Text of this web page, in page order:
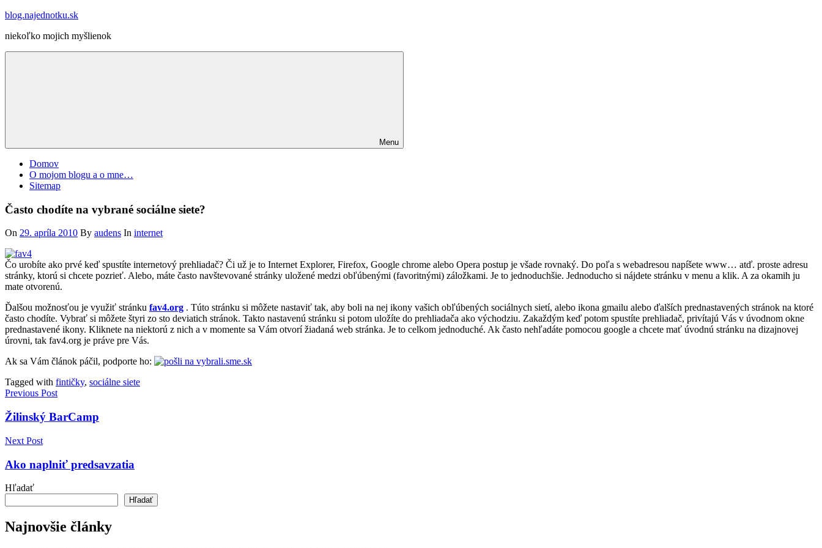
Skip
content
blog.najednotku.sk
niekoľko mojich myšlienok
Menu
Domov
O mojom blogu a o mne…
Sitemap
Často chodíte na vybrané sociálne siete?
On 29. apríla 2010 By audens In internet
Čo urobíte ako prvé keď spustíte internetový prehliadač? Či už je to Internet Explorer, Firefox, Google chrome alebo Opera postup je všade rovnaký. Do poľa s webadresou napíšete www… atď. proste adresu
stránky, ktorú si chcete pozrieť. Alebo, máte často navštevované stránky uložené medzi obľúbenými (favoritnými) záložkami. Je to jednoduchšie. Jednoducho si nájdete stránku v menu a klik. A za okamih ju
mate otvorenú.
Ďalšou možnosťou je využiť stránku fav4.org . Túto stránku si môžete nastaviť tak, aby boli na nej ikony vašich obľúbených sociálnych sietí, alebo ikona gmailu alebo ďalších prednastavených stránok na ktoré
často chodíte. Vybrať si môžete štyri zo sto deviatich stránok. Takto nastavenú stránku si potom uložíte do prehliadača ako východziu. Zakaždým keď potom spustíte prehliadač, privítajú Vás v úvodnom okne
prednastavené ikony. Kliknete na niektorú z nich a v momente sa Vám otvorí žiadaná web stránka. Je to celkom jednoduché. Ak často nehľadáte pomocou google a chcete mať úvodnú stránku na dizajnovej
úrovni, tak fav4.org je práve pre Vás.
Ak sa Vám článok páčil, podporte ho:
Tagged with fintičky, sociálne siete
Navigácia
v
článku
Previous Post
Žilinský BarCamp
Next Post
Ako naplniť predsavzatia
Hľadať
Hľadať
Najnovšie články